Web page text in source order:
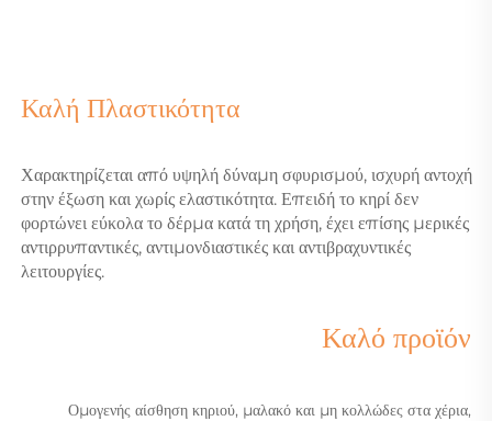
Καλή Πλαστικότητα
Χαρακτηρίζεται από υψηλή δύναμη σφυρισμού, ισχυρή αντοχή
στην έξωση και χωρίς ελαστικότητα. Επειδή το κηρί δεν
φορτώνει εύκολα το δέρμα κατά τη χρήση, έχει επίσης μερικές
αντιρρυπαντικές, αντιμονδιαστικές και αντιβραχυντικές
λειτουργίες.
Καλό προϊόν
Ομογενής αίσθηση κηριού, μαλακό και μη κολλώδες στα χέρια,